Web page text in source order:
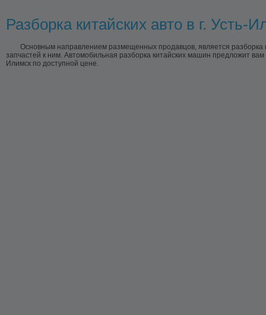
Разборка китайских авто в г. Усть-
Основным направлением размещенных продавцов, является разборка
запчастей к ним. Автомобильная разборка китайских машин предложит вам
Илимск по доступной цене.